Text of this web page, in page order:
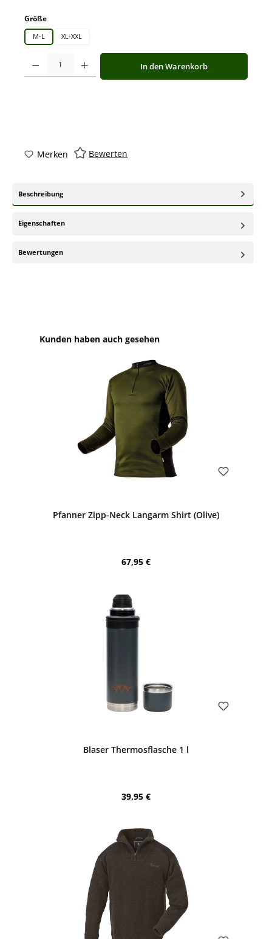
Größeauswählen
M-L XL-XXL
Produkt Anzahl: Gib den gewünschten Wert ein oder benutze die
In den Warenkorb
Merken Bewerten
Beschreibung
Eigenschaften
Bewertungen
Produktgalerie überspringen
Kunden haben auch gesehen
Pfanner Zipp-Neck Langarm Shirt (Olive)
Regulärer Preis:
67,95 €
Blaser Thermosflasche 1 l
Regulärer Preis:
39,95 €